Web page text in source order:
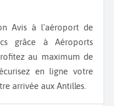
Avis à l'aéroport de
grâce à Aéroports
au maximum de
en ligne votre
arrivée aux Antilles.